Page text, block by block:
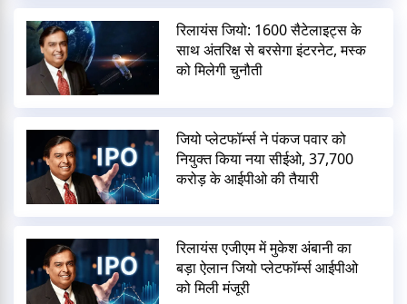
रिलायंस जियो: 1600 सैटेलाइट्स के
साथ अंतरिक्ष से बरसेगा इंटरनेट, मस्क
को मिलेगी चुनौती
जियो प्लेटफॉर्म्स ने पंकज पवार को
नियुक्त किया नया सीईओ, 37,700
करोड़ के आईपीओ की तैयारी
रिलायंस एजीएम में मुकेश अंबानी का
बड़ा ऐलान जियो प्लेटफॉर्म्स आईपीओ
को मिली मंजूरी